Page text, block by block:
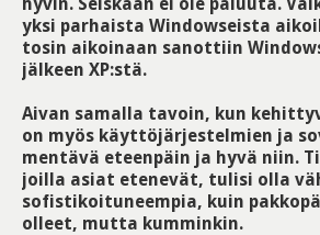
yksi parhaista Windowseista
tosin aikoinaan sanottiin
jälkeen XP:stä.
Aivan samalla tavoin, kun
on myös käyttöjärjestelmien ja
mentävä eteenpäin ja hyvä niin.
joilla asiat etenevät, tulisi olla
sofistikoituneempia, kuin
olleet, mutta kumminkin.